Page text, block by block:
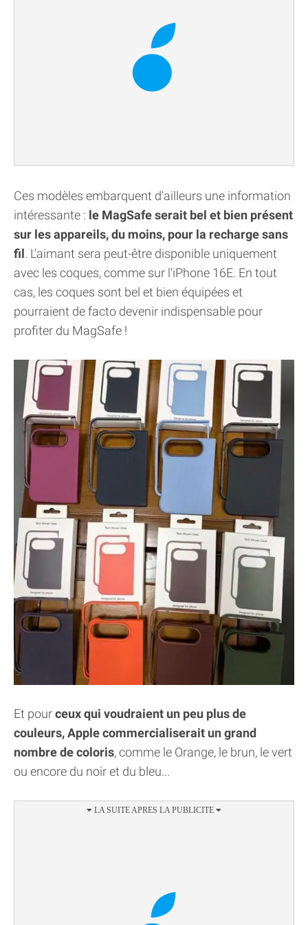
Ces modèles embarquent d'ailleurs une information
intéressante : le MagSafe serait bel et bien présent
sur les appareils, du moins, pour la recharge sans
fil. L'aimant sera peut-être disponible uniquement
avec les coques, comme sur l'iPhone 16E. En tout
cas, les coques sont bel et bien équipées et
pourraient de facto devenir indispensable pour
profiter du MagSafe !
Et pourceux qui voudraient un peu plus de
couleurs, Apple commercialiserait un grand
nombre de coloris, comme le Orange, le brun, le vert
ou encore du noir et du bleu...